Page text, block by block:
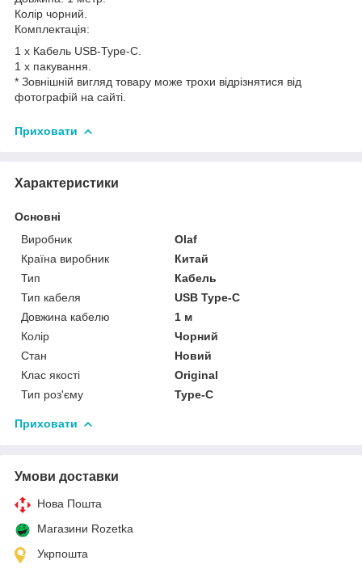
Колір чорний.
Комплектація:
1 х Кабель USB-Type-C.
1 х пакування.
* Зовнішній вигляд товару може трохи відрізнятися від
фотографій на сайті.
Приховати
Характеристики
Основні
Виробник
Olaf
Країна виробник
Китай
Тип
Кабель
Тип кабеля
USB Type-C
Довжина кабелю
1 м
Колір
Чорний
Стан
Новий
Клас якості
Original
Тип роз'єму
Type-C
Приховати
Умови доставки
Нова Пошта
Магазини Rozetka
Укрпошта